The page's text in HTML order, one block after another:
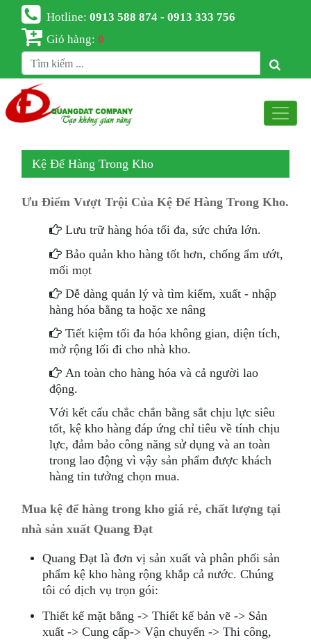
Hotline:0913 588 874 - 0913 333 756
Giỏ hàng:0
Kệ Để Hàng Trong Kho
Ưu Điểm Vượt Trội Của Kệ Để Hàng Trong Kho.
Lưu trữ hàng hóa tối đa, sức chứa lớn.
Bảo quản kho hàng tốt hơn, chống ẩm ướt,
mối mọt
Dễ dàng quản lý và tìm kiếm, xuất - nhập
hàng hóa bằng ta hoặc xe nâng
Tiết kiệm tối đa hóa không gian, diện tích,
mở rộng lối đi cho nhà kho.
An toàn cho hàng hóa và cả người lao
động.
Với kết cấu chắc chắn bằng sắt chịu lực siêu
tốt, kệ kho hàng đáp ứng chỉ tiêu về tính chịu
lực, đảm bảo công năng sử dụng và an toàn
trong lao động vì vậy sản phẩm được khách
hàng tin tưởng chọn mua.
Mua kệ để hàng trong kho giá rẻ, chất lượng tại
nhà sản xuất Quang Đạt
Quang Đạt là đơn vị sản xuất và phân phối sản
phẩm kệ kho hàng rộng khắp cả nước. Chúng
tôi có dịch vụ trọn gói:
Thiết kế mặt bằng -> Thiết kế bản vẽ -> Sản
xuất -> Cung cấp-> Vận chuyển -> Thi công,